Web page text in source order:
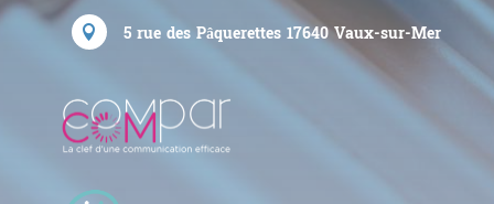
 5 rue des Pâquerettes 17640Vaux-sur-Mer